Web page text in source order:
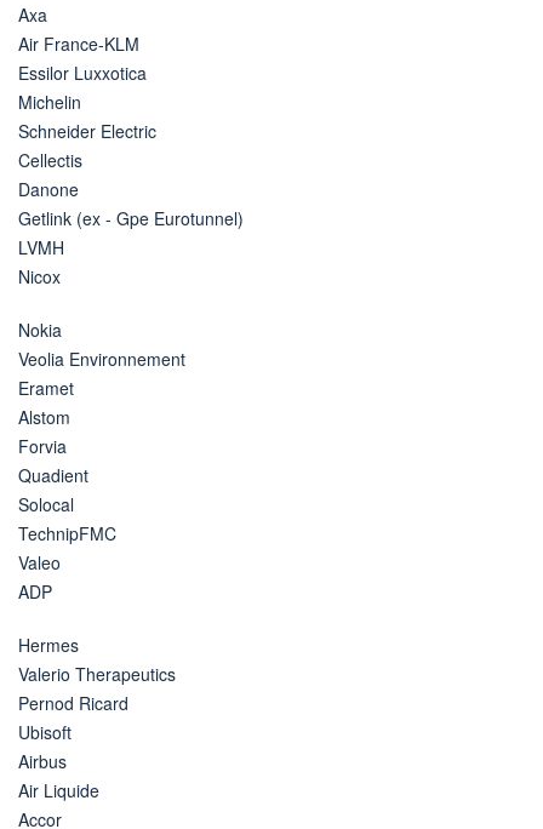
Axa
Air France-KLM
Essilor Luxxotica
Michelin
Schneider Electric
Cellectis
Danone
Getlink (ex - Gpe Eurotunnel)
LVMH
Nicox
Nokia
Veolia Environnement
Eramet
Alstom
Forvia
Quadient
Solocal
TechnipFMC
Valeo
ADP
Hermes
Valerio Therapeutics
Pernod Ricard
Ubisoft
Airbus
Air Liquide
Accor